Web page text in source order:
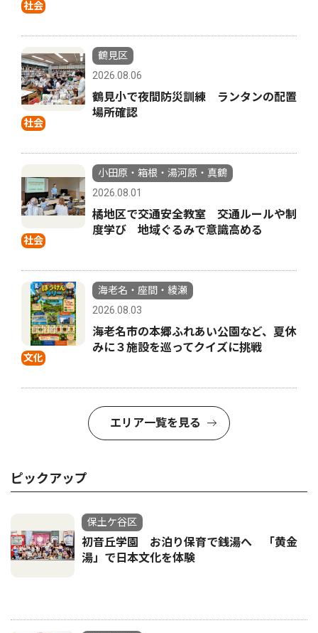
社会
社会
鶴見区
2026.08.06
鶴見小で夜間防災訓練 ランタンの配置
場所確認
社会
小田原・箱根・湯河原・真鶴
2026.08.01
橘地区で交通安全教室 交通ルールや制
度学び 地域ぐるみで意識高める
文化
海老名・座間・綾瀬
2026.08.03
海老名市の本郷ふれあい公園など、夏休
みに３施設を巡ってクイズに挑戦
エリア一覧を見る
ピックアップ
保土ケ谷区
初音丘学園 お泊り保育で銭湯へ 「黄金
湯」で日本文化を体験